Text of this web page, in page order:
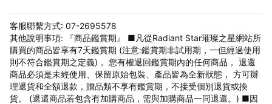
客服聯繫方式: 07-2695578
其他說明事項: 『商品鑑賞期』 ■凡從Radiant Star璀璨之星網站所
購買的商品皆享有7天鑑賞期 (注意:鑑賞期非試用期，一但經過使用
則不符合鑑賞期之定義)， 您有權退回鑑賞期內的任何商品， 退還
商品必須是未經使用、保留原始包裝、產品皆為全新狀態， 方可辦
理退貨和全額退款，贈品類不享有鑑賞期，不接受個別退貨或換
貨。 (退還商品若包含有加購商品，需與加購商品一同退還。) ■因